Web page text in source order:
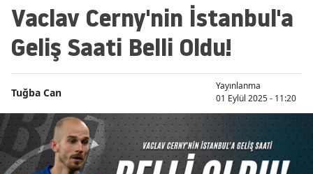
Vaclav Cerny'nin İstanbul'a
Geliş Saati Belli Oldu!
Tuğba Can
Yayınlanma
01 Eylül 2025 - 11:20